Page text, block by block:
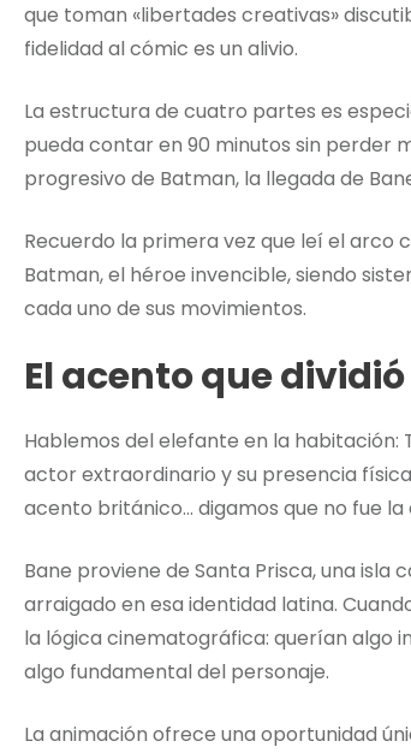
que toman «libertades creativas»
fidelidad al cómic es un alivio.
La estructura de cuatro partes es
pueda contar en 90 minutos sin perder
progresivo de Batman, la llegada de
Recuerdo la primera vez que leí el arco
Batman, el héroe invencible, siendo
cada uno de sus movimientos.
El acento que
Hablemos del elefante en la habitación:
actor extraordinario y su presencia
acento británico… digamos que no fue
Bane proviene de Santa Prisca, una
arraigado en esa identidad latina.
la lógica cinematográfica: querían algo
algo fundamental del personaje.
La animación ofrece una oportunidad